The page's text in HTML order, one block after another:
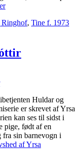
Ringhof, Tine f. 1973
Huldar og
er skrevet af Yrsa
kan ses til sidst i
pige, født af en
fra sin barnevogn i
af Yrsa